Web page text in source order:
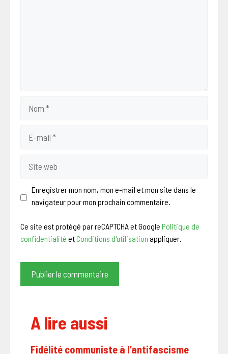
mail
web
Enregistrer mon nom, mon e-mail et mon site dans le
navigateur pour mon prochain commentaire.
Ce site est protégé par reCAPTCHA et Google Politique de
confidentialité etConditions d'utilisation appliquer.
A lire aussi
Fidélité communiste à l’antifascisme